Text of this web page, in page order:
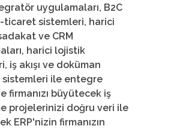
uygulamaları, B2C
ticaret sistemleri, harici
ve CRM
harici lojistik
iş akışı ve doküman
ile entegre
firmanızı büyütecek iş
projelerinizi doğru veri ile
ERP'nizin firmanızın